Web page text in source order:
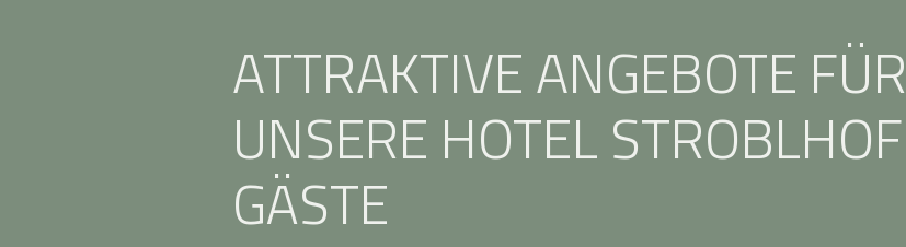
ATTRAKTIVE ANGEBOTE FÜR
UNSERE HOTEL STROBLHOF
GÄSTE